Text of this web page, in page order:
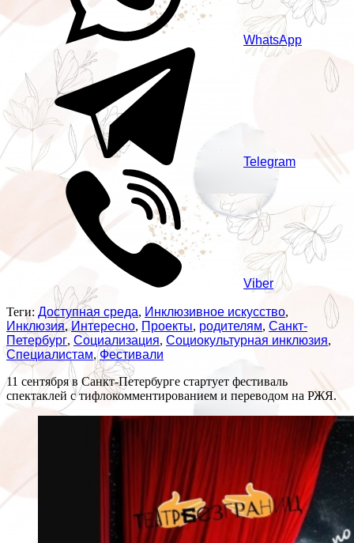
WhatsApp
Telegram
Viber
Теги: Доступная среда, Инклюзивное искусство,
Инклюзия,Интересно, Проекты, родителям, Санкт-
Петербург, Социализация, Социокультурная инклюзия,
Специалистам,Фестивали
11 сентября в Санкт-Петербурге стартует фестиваль
спектаклей с тифлокомментированием и переводом на РЖЯ.